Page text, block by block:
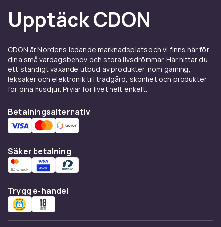
Upptäck CDON
CDON är Nordens ledande marknadsplats och vi finns här för
dina små vardagsbehov och stora livsdrömmar. Här hittar du
ett ständigt växande utbud av produkter inom gaming,
leksaker och elektronik till trädgård, skönhet och produkter
för dina husdjur. Prylar för livet helt enkelt.
Betalningsalternativ
Säker betalning
Trygg e-handel